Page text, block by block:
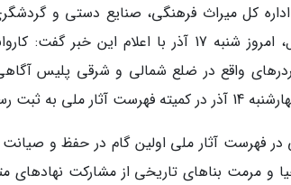
اداره کل میراث فرهنگی، صنایع دستی و
الاسلامی معاون میراث فرهنگی این اداره کل، امروز شنبه 17
واقع در ضلع شمالی و شرقی پلیس آگاهی
ثبت رسید.
در فهرست آثار ملی اولین گام در حفظ و
و مرمت بناهای تاریخی از مشارکت نهادهای